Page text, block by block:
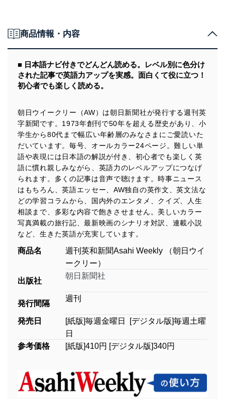
商品情報・内容
■ 日本語ナビ付きでどんどん読める。レベル別に色分け
された記事で英語力アップを実感。面白くて役に立つ！
初心者でも楽しく読める。
朝日ウイークリー（AW）は朝日新聞社が発行する週刊英
字新聞です。1973年創刊で50年を超える歴史があり、小
学生から80代まで幅広い年齢層のみなさまにご愛読いた
だいています。毎号、オールカラー24ページ。難しい単
語や表現には日本語の解説が付き、初心者でも楽しく英
語に慣れ親しみながら、英語力のレベルアップにつなげ
られます。多くの記事は音声で聴けます。時事ニュース
はもちろん、英語エッセー、AW独自の英作文、英文法な
どの学習コラムから、国内外のエンタメ、クイズ、人生
相談まで、多彩な内容で飽きさせません。美しいカラー
写真満載の旅行記、最新映画のシナリオ対訳、連載小説
など、生きた英語が充実しています。
商品名
週刊英和新聞Asahi Weekly （朝日ウイ
ークリー）
出版社
朝日新聞社
発行間隔
週刊
発売日
[紙版]毎週金曜日 [デジタル版]毎週土曜
日
参考価格
[紙版]410円 [デジタル版]340円